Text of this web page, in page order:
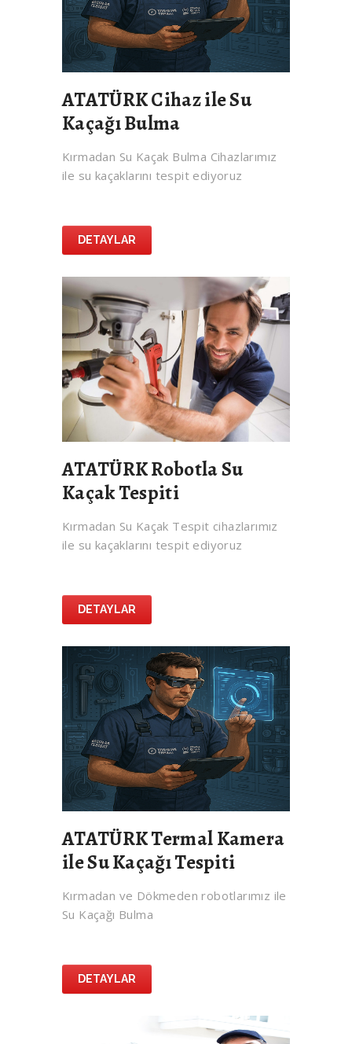
ATATÜRK Cihaz ile Su
Kaçağı Bulma
Kırmadan Su Kaçak Bulma Cihazlarımız
ile su kaçaklarını tespit ediyoruz
DETAYLAR
ATATÜRK Robotla Su
Kaçak Tespiti
Kırmadan Su Kaçak Tespit cihazlarımız
ile su kaçaklarını tespit ediyoruz
DETAYLAR
ATATÜRK Termal Kamera
ile Su Kaçağı Tespiti
Kırmadan ve Dökmeden robotlarımız ile
Su Kaçağı Bulma
DETAYLAR